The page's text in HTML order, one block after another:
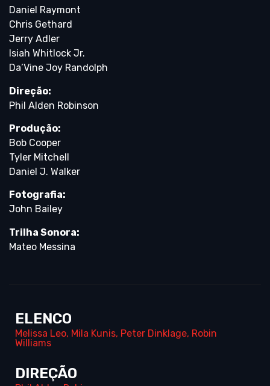
Daniel Raymont
Chris Gethard
Jerry Adler
Isiah Whitlock Jr.
Da’Vine Joy Randolph
Direção:
Phil Alden Robinson
Produção:
Bob Cooper
Tyler Mitchell
Daniel J. Walker
Fotografia:
John Bailey
Trilha Sonora:
Mateo Messina
ELENCO
Melissa Leo, Mila Kunis, Peter Dinklage, Robin
Williams
DIREÇÃO